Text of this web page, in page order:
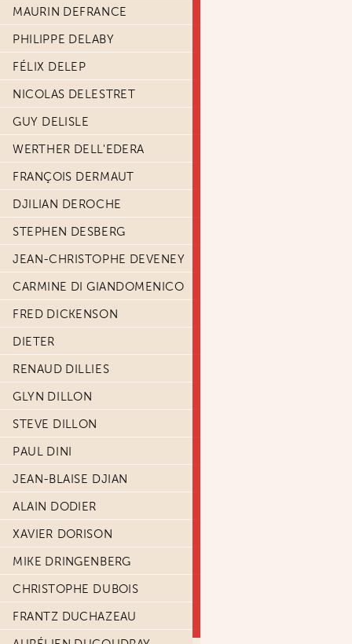
MAURIN DEFRANCE
PHILIPPE DELABY
FÉLIX DELEP
NICOLAS DELESTRET
GUY DELISLE
WERTHER DELL'EDERA
FRANÇOIS DERMAUT
DJILIAN DEROCHE
STEPHEN DESBERG
JEAN-CHRISTOPHE DEVENEY
CARMINE DI GIANDOMENICO
FRED DICKENSON
DIETER
RENAUD DILLIES
GLYN DILLON
STEVE DILLON
PAUL DINI
JEAN-BLAISE DJIAN
ALAIN DODIER
XAVIER DORISON
MIKE DRINGENBERG
CHRISTOPHE DUBOIS
FRANTZ DUCHAZEAU